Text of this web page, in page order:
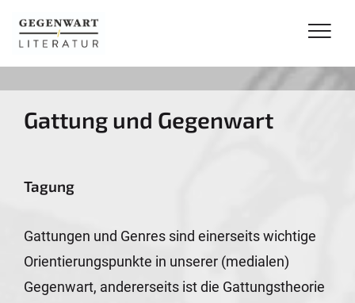
Gattung und Gegenwart
Tagung
Gattungen und Genres sind einerseits wichtige
Orientierungspunkte in unserer (medialen)
Gegenwart, andererseits ist die Gattungstheorie